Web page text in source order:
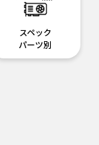
スペック
パーツ別